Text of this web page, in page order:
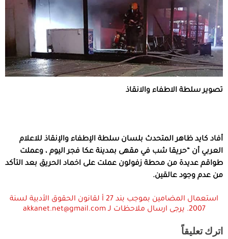
تصوير سلطة الاطفاء والانقاذ
أفاد كايد ظاهر المتحدث بلسان سلطة الإطفاء والإنقاذ للاعلام
العربي أن “حريقا شب في مقهى بمدينة عكا فجر اليوم ، وعملت
طواقم عديدة من محطة زفولون عملت على اخماد الحريق بعد التأكد
من عدم وجود عالقين.
استعمال المضامين بموجب بند 27 أ لقانون الحقوق الأدبية لسنة
2007. يرجى ارسال ملاحظات لـ akkanet.net@gmail.com
اترك تعليقاً